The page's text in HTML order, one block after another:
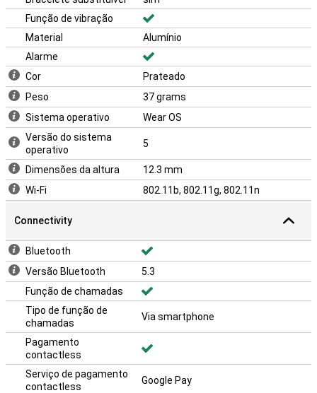
Função de vibração
Material
Alumínio
Alarme
Cor
Prateado
Peso
37 grams
Sistema operativo
Wear OS
Versão do sistema
operativo
5
Dimensões da altura
12.3 mm
Wi-Fi
802.11b, 802.11g, 802.11n
Connectivity
Bluetooth
Versão Bluetooth
5.3
Função de chamadas
Tipo de função de
chamadas
Via smartphone
Pagamento
contactless
Serviço de pagamento
contactless
Google Pay